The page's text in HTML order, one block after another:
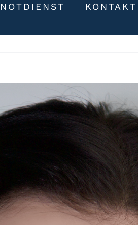
NOTDIENST KONTAKT